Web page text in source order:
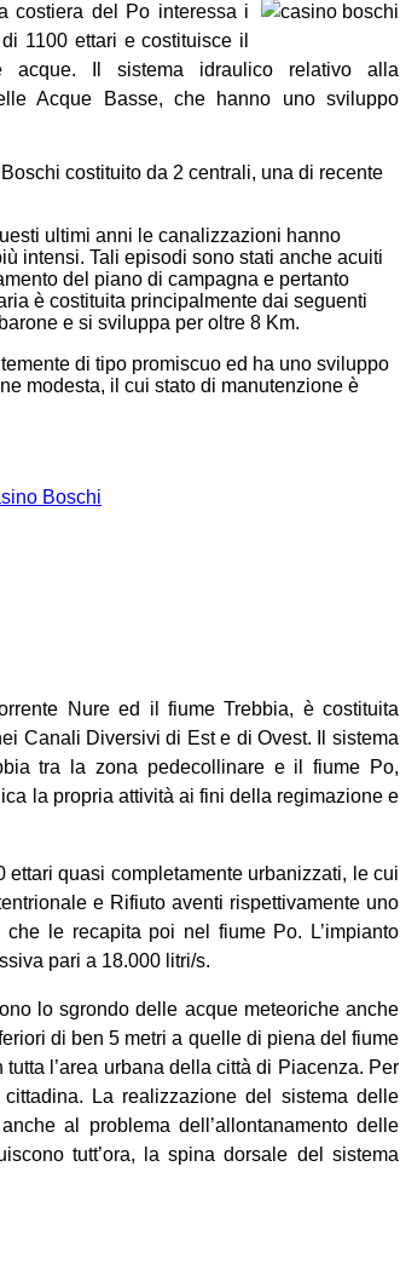
costiera del Po interessa i
1100 ettari e costituisce il
acque. Il sistema idraulico relativo alla
Acque Basse, che hanno uno sviluppo
costituito da 2 centrali, una di recente
ultimi anni le canalizzazioni hanno
intensi. Tali episodi sono stati anche acuiti
del piano di campagna e pertanto
è costituita principalmente dai seguenti
e si sviluppa per oltre 8 Km.
di tipo promiscuo ed ha uno sviluppo
modesta, il cui stato di manutenzione è
Boschi
Nure ed il fiume Trebbia, è costituita
Canali Diversivi di Est e di Ovest. Il sistema
tra la zona pedecollinare e il fiume Po,
la propria attività ai fini della regimazione e
quasi completamente urbanizzati, le cui
e Rifiuto aventi rispettivamente uno
le recapita poi nel fiume Po. L’impianto
pari a 18.000 litri/s.
lo sgrondo delle acque meteoriche anche
di ben 5 metri a quelle di piena del fiume
l’area urbana della città di Piacenza. Per
La realizzazione del sistema delle
al problema dell’allontanamento delle
tutt’ora, la spina dorsale del sistema